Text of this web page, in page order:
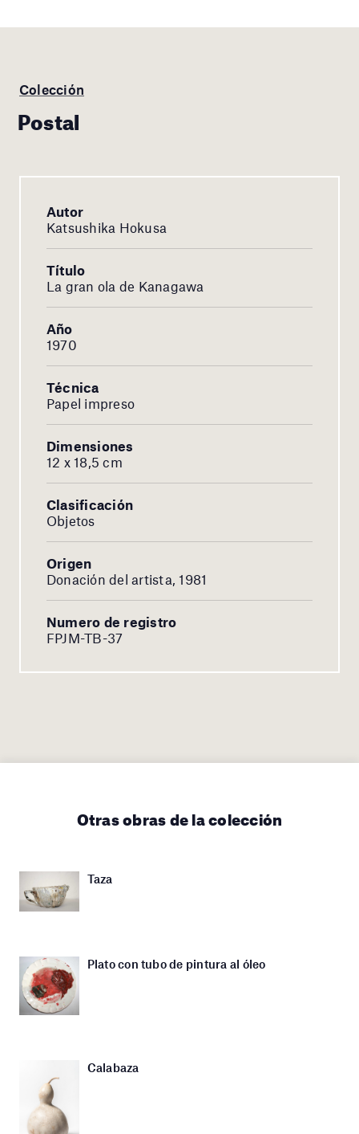
Colección
Postal
Autor
Katsushika Hokusa
Título
La gran ola de Kanagawa
Año
1970
Técnica
Papel impreso
Dimensiones
12 x 18,5 cm
Clasificación
Objetos
Origen
Donación del artista, 1981
Numero de registro
FPJM-TB-37
Otras obras de la colección
Taza
Plato con tubo de pintura al óleo
Calabaza